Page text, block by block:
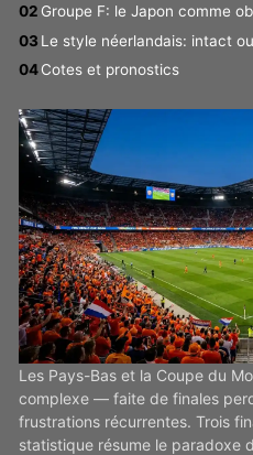
Groupe F: le Japon comme
Le style néerlandais: intact
Cotes et pronostics
Les Pays-Bas et la Coupe du
complexe — faite de finales
frustrations récurrentes. Trois
statistique résume le paradoxe